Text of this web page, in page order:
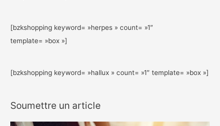
[bzkshopping keyword= »herpes » count= »1″
template= »box »]
[bzkshopping keyword= »hallux » count= »1″ template= »box »]
Soumettre un article